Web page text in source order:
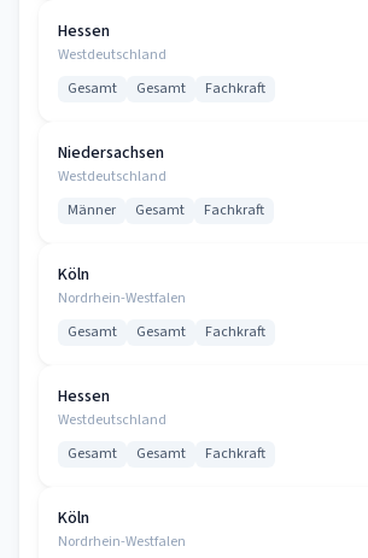
Hessen
Westdeutschland
Gesamt Gesamt Fachkraft
Niedersachsen
Westdeutschland
Männer Gesamt Fachkraft
Köln
Nordrhein-Westfalen
Gesamt Gesamt Fachkraft
Hessen
Westdeutschland
Gesamt Gesamt Fachkraft
Köln
Nordrhein-Westfalen